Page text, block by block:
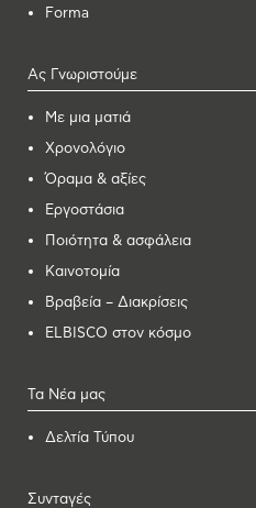
Forma
Ας Γνωριστούμε
Με μια ματιά
Χρονολόγιο
Όραμα & αξίες
Εργοστάσια
Ποιότητα & ασφάλεια
Καινοτομία
Βραβεία – Διακρίσεις
ELBISCO στον κόσμο
Τα Νέα μας
Δελτία Τύπου
Συνταγές